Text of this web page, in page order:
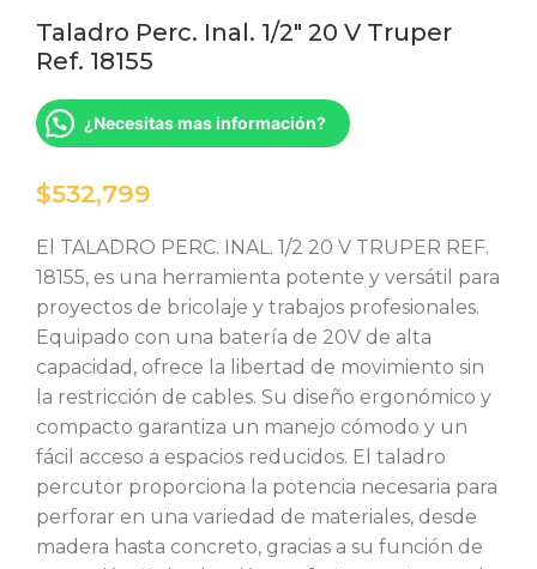
Taladro Perc. Inal. 1/2″ 20 V Truper
Ref. 18155
¿Necesitas mas información?
$
El TALADRO PERC. INAL. 1/2 20 V TRUPER REF.
18155, es una herramienta potente y versátil para
proyectos de bricolaje y trabajos profesionales.
Equipado con una batería de 20V de alta
capacidad, ofrece la libertad de movimiento sin
la restricción de cables. Su diseño ergonómico y
compacto garantiza un manejo cómodo y un
fácil acceso a espacios reducidos. El taladro
percutor proporciona la potencia necesaria para
perforar en una variedad de materiales, desde
madera hasta concreto, gracias a su función de